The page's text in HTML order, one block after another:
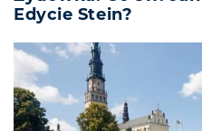
Edycie Stein?